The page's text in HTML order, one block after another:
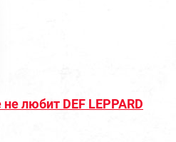
любит DEF LEPPARD